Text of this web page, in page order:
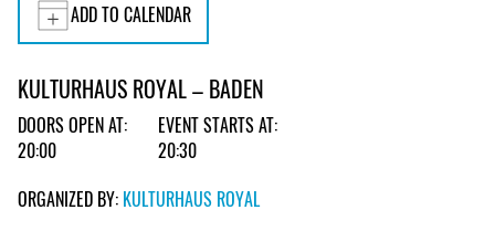
ADD TO CALENDAR
KULTURHAUS ROYAL – BADEN
DOORS OPEN AT:
20:00
EVENT STARTS AT:
20:30
ORGANIZED BY: KULTURHAUS ROYAL